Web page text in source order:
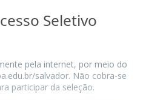
Seletivo
pela internet, por meio do
salvador. Não cobra-se
participar da seleção.